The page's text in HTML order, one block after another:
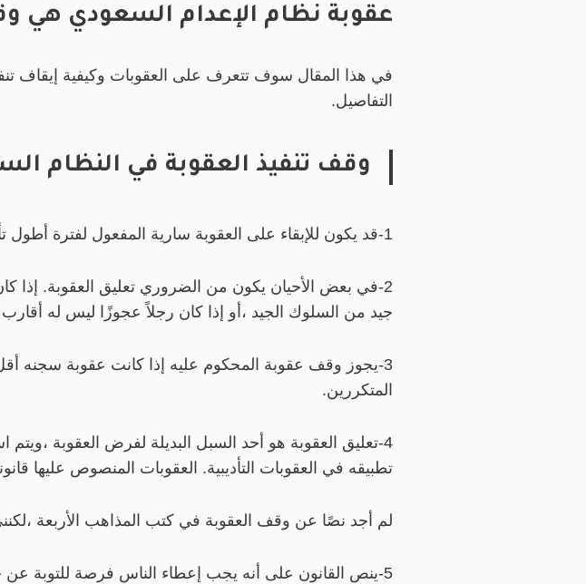
عقوبة نظام الإعدام السعودي هي
في هذا المقال سوف تتعرف على العقوبات وكيفية إيقاف
التفاصيل.
وقف تنفيذ العقوبة في النظام
1-قد يكون للإبقاء على العقوبة سارية المفعول لفترة أطول تأثير أكبر على ردع المجرمين.
2-في بعض الأحيان يكون من الضروري تعليق العقوبة. إذا
جيد من السلوك الجيد ،أو إذا كان رجلاً عجوزًا ليس له
3-يجوز وقف عقوبة المحكوم عليه إذا كانت عقوبة سجنه أقل
المتكررين.
4-تعليق العقوبة هو أحد السبل البديلة لفرض العقوبة
تطبيقه في العقوبات التأديبية. العقوبات المنصوص عليها
لم أجد نصًا عن وقف العقوبة في كتب المذاهب الأربعة
5-ينص القانون على أنه يجب إعطاء الناس فرصة للتوبة